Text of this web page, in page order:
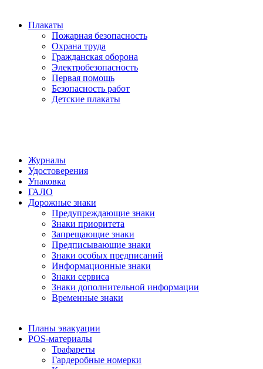
Плакаты
Пожарная безопасность
Охрана труда
Гражданская оборона
Электробезопасность
Первая помощь
Безопасность работ
Детские плакаты
Журналы
Удостоверения
Упаковка
ГАЛО
Дорожные знаки
Предупреждающие знаки
Знаки приоритета
Запрещающие знаки
Предписывающие знаки
Знаки особых предписаний
Информационные знаки
Знаки сервиса
Знаки дополнительной информации
Временные знаки
Планы эвакуации
POS-материалы
Трафареты
Гардеробные номерки